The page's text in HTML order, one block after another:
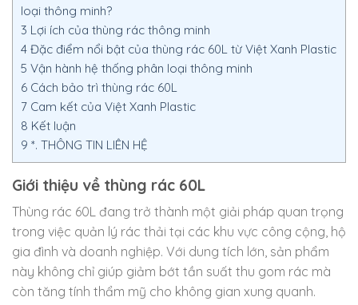
loại thông minh?
3 Lợi ích của thùng rác thông minh
4 Đặc điểm nổi bật của thùng rác 60L từ Việt Xanh Plastic
5 Vận hành hệ thống phân loại thông minh
6 Cách bảo trì thùng rác 60L
7 Cam kết của Việt Xanh Plastic
8 Kết luận
9 *. THÔNG TIN LIÊN HỆ
Giới thiệu về thùng rác 60L
Thùng rác 60L đang trở thành một giải pháp quan trọng
trong việc quản lý rác thải tại các khu vực công cộng, hộ
gia đình và doanh nghiệp. Với dung tích lớn, sản phẩm
này không chỉ giúp giảm bớt tần suất thu gom rác mà
còn tăng tính thẩm mỹ cho không gian xung quanh.